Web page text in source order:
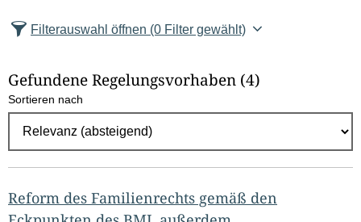
z
l
E
g
e
b
Filterauswahl öffnen (0 Filter gewählt)
Gefundene Regelungsvorhaben (4)
Sortieren nach
Reform des Familienrechts gemäß den